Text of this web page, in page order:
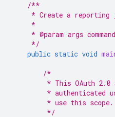
/**
* Create a reporting
     *
* @param args
     */
public static void
/*
* This OAuth 2.0
* authenticated
         * use this scope.
         */